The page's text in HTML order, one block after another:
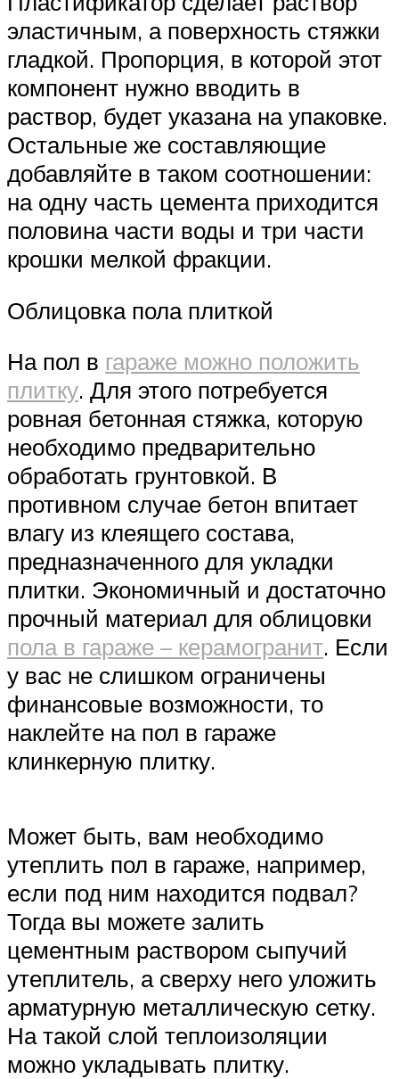
эластичным, а поверхность стяжки
гладкой. Пропорция, в которой этот
компонент нужно вводить в
раствор, будет указана на упаковке.
Остальные же составляющие
добавляйте в таком соотношении:
на одну часть цемента приходится
половина части воды и три части
крошки мелкой фракции.
Облицовка пола плиткой
На пол в гараже можно положить
плитку. Для этого потребуется
ровная бетонная стяжка, которую
необходимо предварительно
обработать грунтовкой. В
противном случае бетон впитает
влагу из клеящего состава,
предназначенного для укладки
плитки. Экономичный и достаточно
прочный материал для облицовки
пола в гараже – керамогранит. Если
у вас не слишком ограничены
финансовые возможности, то
наклейте на пол в гараже
клинкерную плитку.
Может быть, вам необходимо
утеплить пол в гараже, например,
если под ним находится подвал?
Тогда вы можете залить
цементным раствором сыпучий
утеплитель, а сверху него уложить
арматурную металлическую сетку.
На такой слой теплоизоляции
можно укладывать плитку.